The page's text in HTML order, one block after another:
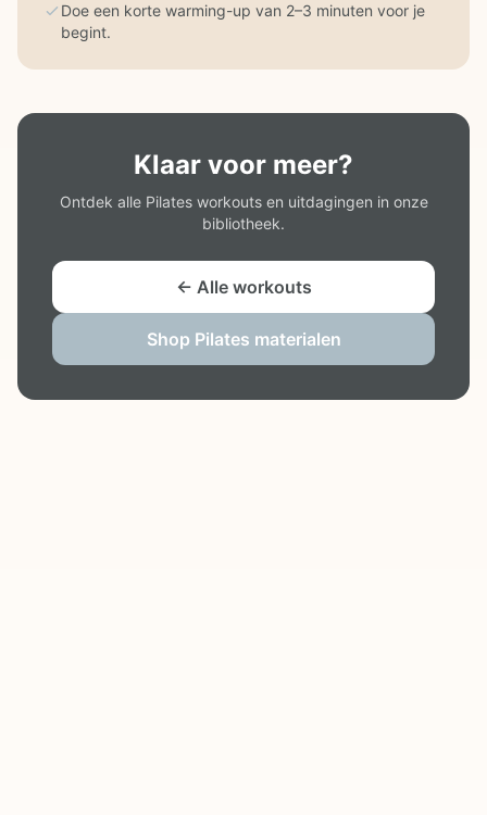
Doe een korte warming-up van 2–3 minuten voor je
begint.
Klaar voor meer?
Ontdek alle Pilates workouts en uitdagingen in onze
bibliotheek.
← Alle workouts
Shop Pilates materialen